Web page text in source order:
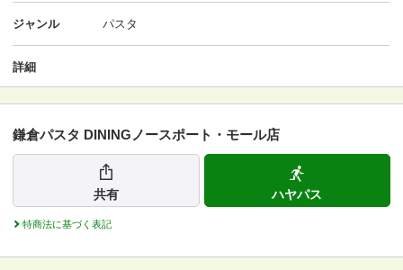
ジャンル パスタ
詳細
鎌倉パスタ DININGノースポート・モール店
共有 ハヤパス
特商法に基づく表記